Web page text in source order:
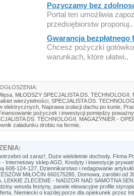
Pozyczamy bez
Portal ten umożliwia
przedsiębiorstw proponuj..
Gwarancja bezpłatnego
Chcesz pożyczki
warunkach, które ułatwi..
OGŁOSZENIA:
MŁODSZY SPECJALISTA DS. TECHNOLOGII
wierzytelności SPECJALISTA DS.
elektrycznych Naprawa izolacji dachu po kunie
pożyczek i inwestycji pomiędzy
DS. TECHNOLOGII
MAGAZYNIER -
załadunku drobiu na fermie
od zaraz!
Duże wieloletnie dochody. Firma
- Internetowy sklep AGD Kredyty i inwestycje
608-124-127 Dziennikarstwo i redagowanie
MIŁOĆIN 660175285 Domowa, zarobki od
LEKKIE ZLECENIE - NADZOR NAD SAMOTNA
wesela festyny, panele elewacyjne profile
Niemiecki o każdej porze dla opiekunek przez